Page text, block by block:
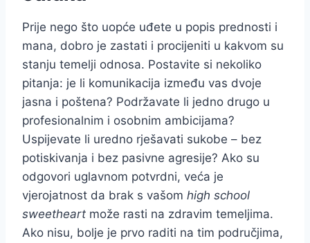
Prije nego što uopće uđete u popis prednosti i
mana, dobro je zastati i procijeniti u kakvom su
stanju temelji odnosa. Postavite si nekoliko
pitanja: je li komunikacija između vas dvoje
jasna i poštena? Podržavate li jedno drugo u
profesionalnim i osobnim ambicijama?
Uspijevate li uredno rješavati sukobe – bez
potiskivanja i bez pasivne agresije? Ako su
odgovori uglavnom potvrdni, veća je
vjerojatnost da brak s vašom high school
sweetheart može rasti na zdravim temeljima.
Ako nisu, bolje je prvo raditi na tim područjima,